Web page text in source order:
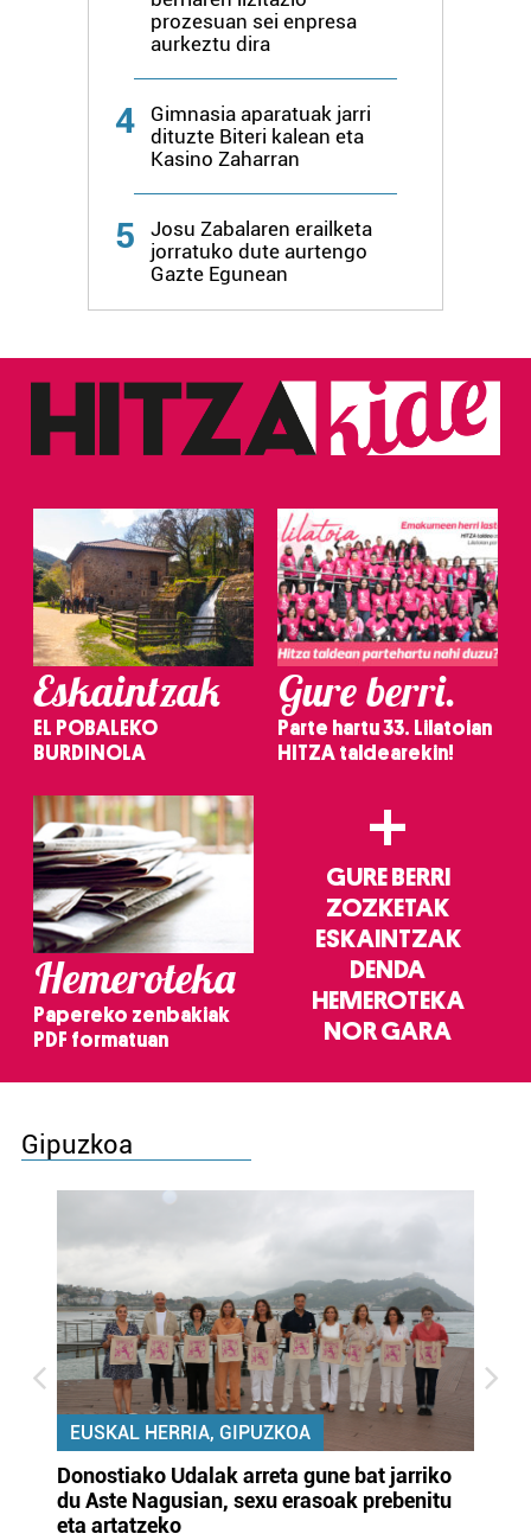
bazkideen zerrenda, beren ustez zein helburutarako
duten interes legitimoa eta horren aurka nola egin
Lortu zure datu pertsonalak prozesatzeko moduari
buruzko informazio gehiago eta ezarri zure lehentasunak
datuen atalean. Edozein unetan alda edo ken dezakezu
zure baimena Cookieen adierazpenean.
fitxategiak erabiltzen ditu. Zure esperientzia eta
zerbitzuak hobetzeko asmoz, cookie teknologiaz
baliatzen gara. Ohar hau onartuz gero, teknologia hori
irakurri
prozesuan sei enpresa
aurkeztu dira
4
Gimnasia aparatuak jarri
dituzte Biteri kalean eta
Kasino Zaharran
5
Josu Zabalaren erailketa
jorratuko dute aurtengo
Gazte Egunean
Eskaintzak
EL POBALEKO
BURDINOLA
Gure berri.
Parte hartu 33. Lilatoian
HITZA taldearekin!
Hemeroteka
Papereko zenbakiak
PDF formatuan
+
GURE BERRI
ZOZKETAK
ESKAINTZAK
DENDA
HEMEROTEKA
NOR GARA
Gipuzkoa
EUSKAL HERRIA, GIPUZKOA
Donostiako Udalak arreta gune bat jarriko
du Aste Nagusian, sexu erasoak prebenitu
eta artatzeko